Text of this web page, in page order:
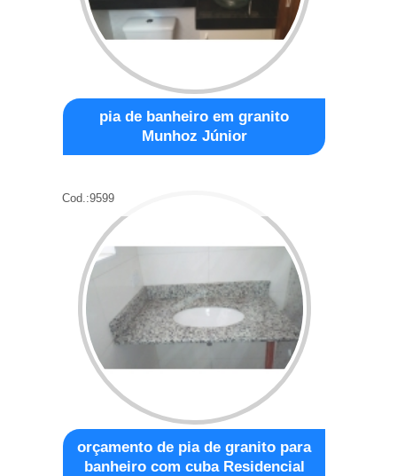
pia de banheiro em granito
Munhoz Júnior
Cod.:9599
orçamento de pia de granito para
banheiro com cuba Residencial